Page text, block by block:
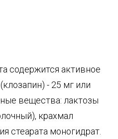
содержится активное
- 25 мг или
вещества: лактозы
крахмал
стеарата моногидрат.